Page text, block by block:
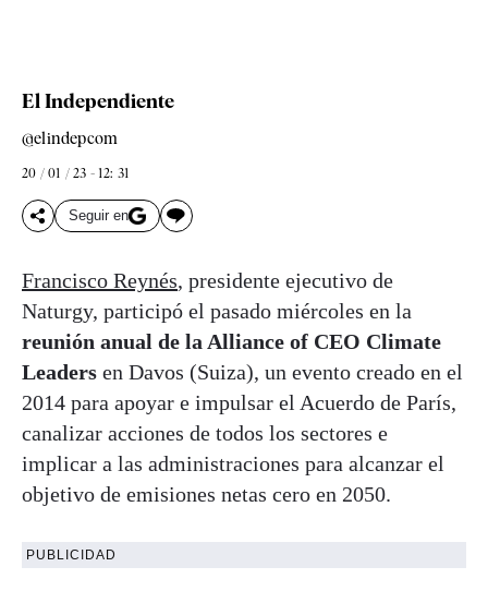
El Independiente
@elindepcom
20 / 01 / 23 - 12: 31
Seguir en
Francisco Reynés, presidente ejecutivo de
Naturgy, participó el pasado miércoles en la
reunión anual de la Alliance of CEO Climate
Leaders en Davos (Suiza), un evento creado en el
2014 para apoyar e impulsar el Acuerdo de París,
canalizar acciones de todos los sectores e
implicar a las administraciones para alcanzar el
objetivo de emisiones netas cero en 2050.
PUBLICIDAD